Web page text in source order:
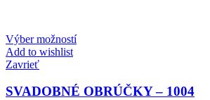
Výber možností
Add to wishlist
Zavrieť
SVADOBNÉ OBRÚČKY – 1004